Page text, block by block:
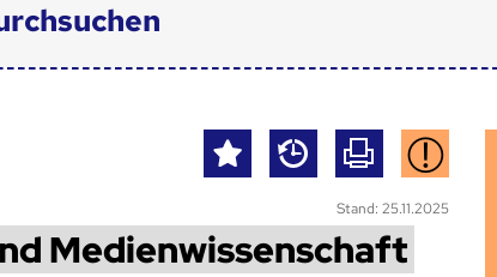
Stand: 25.11.2025
Medienwissenschaft